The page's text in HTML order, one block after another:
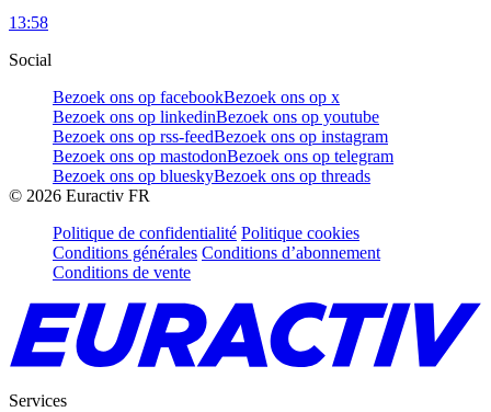
13:58
Social
Bezoek ons op facebookBezoek ons op x
Bezoek ons op linkedinBezoek ons op youtube
Bezoek ons op rss-feedBezoek ons op instagram
Bezoek ons op mastodonBezoek ons op telegram
Bezoek ons op blueskyBezoek ons op threads
© 2026 Euractiv FR
Politique de confidentialité Politique cookies
Conditions générales Conditions d’abonnement
Conditions de vente
Services